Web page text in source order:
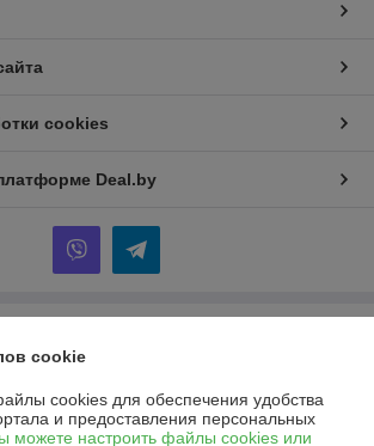
cookies
Deal.by
д. Боровая, 3, АБК, кабинет № 7
cookie
cookies для обеспечения удобства
и предоставления персональных
можете настроить файлы cookies или